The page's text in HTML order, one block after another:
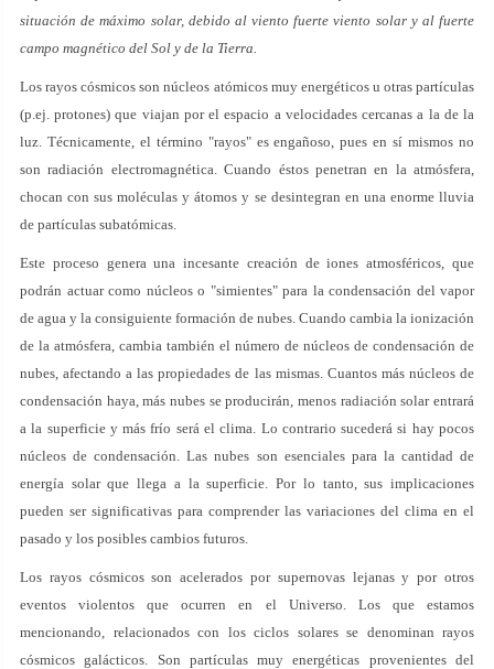
situación de máximo solar, debido al viento fuerte viento solar y al fuerte
campo magnético del Sol y de la Tierra.
Los rayos cósmicos son núcleos atómicos muy energéticos u otras partículas
(p.ej. protones) que viajan por el espacio a velocidades cercanas a la de la
luz. Técnicamente, el término "rayos" es engañoso, pues en sí mismos no
son radiación electromagnética. Cuando éstos penetran en la atmósfera,
chocan con sus moléculas y átomos y se desintegran en una enorme lluvia
de partículas subatómicas.
Este proceso genera una incesante creación de iones atmosféricos, que
podrán actuar como núcleos o "simientes" para la condensación del vapor
de agua y la consiguiente formación de nubes. Cuando cambia la ionización
de la atmósfera, cambia también el número de núcleos de condensación de
nubes, afectando a las propiedades de las mismas. Cuantos más núcleos de
condensación haya, más nubes se producirán, menos radiación solar entrará
a la superficie y más frío será el clima. Lo contrario sucederá si hay pocos
núcleos de condensación. Las nubes son esenciales para la cantidad de
energía solar que llega a la superficie. Por lo tanto, sus implicaciones
pueden ser significativas para comprender las variaciones del clima en el
pasado y los posibles cambios futuros.
Los rayos cósmicos son acelerados por supernovas lejanas y por otros
eventos violentos que ocurren en el Universo. Los que estamos
mencionando, relacionados con los ciclos solares se denominan rayos
cósmicos galácticos. Son partículas muy energéticas provenientes del